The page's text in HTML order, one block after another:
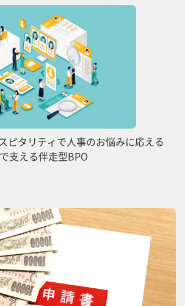
ピタリティで人事のお悩みに応える
支える伴走型BPO